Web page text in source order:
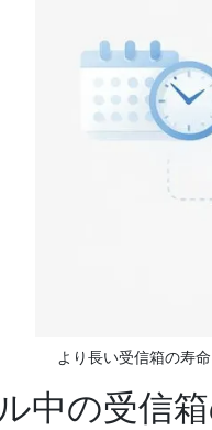
より長い受信箱の寿
中の受信